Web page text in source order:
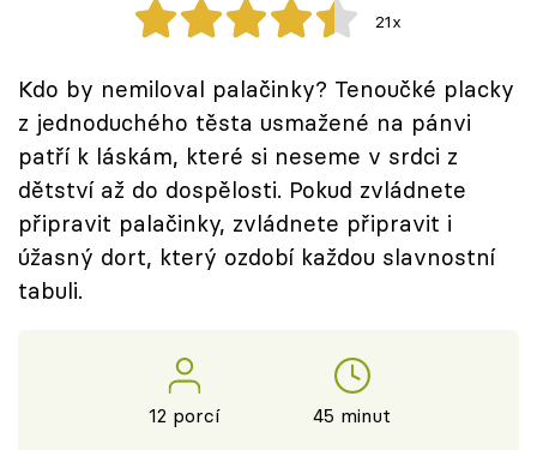
Sledujte nás
21x
Kdo by nemiloval palačinky? Tenoučké placky
z jednoduchého těsta usmažené na pánvi
patří k láskám, které si neseme v srdci z
dětství až do dospělosti. Pokud zvládnete
připravit palačinky, zvládnete připravit i
úžasný dort, který ozdobí každou slavnostní
tabuli.
12 porcí 45 minut